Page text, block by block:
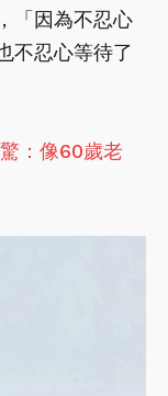
「因為不忍心
不忍心等待了
：像60歲老